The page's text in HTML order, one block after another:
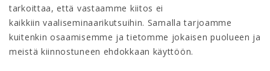
tarkoittaa, että vastaamme kiitos ei
kaikkiin vaaliseminaarikutsuihin. Samalla tarjoamme
kuitenkin osaamisemme ja tietomme jokaisen puolueen ja
meistä kiinnostuneen ehdokkaan käyttöön.